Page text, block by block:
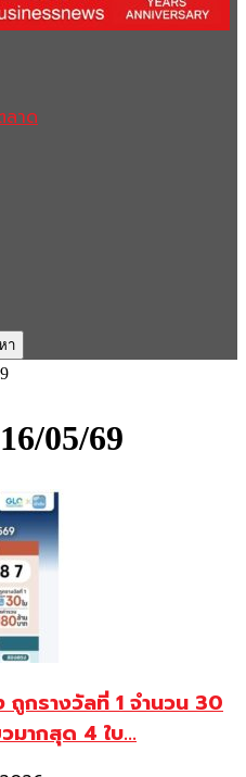
ลาด
05/69
กรางวัลที่ 1 จำนวน 30
มากสุด 4 ใบ...